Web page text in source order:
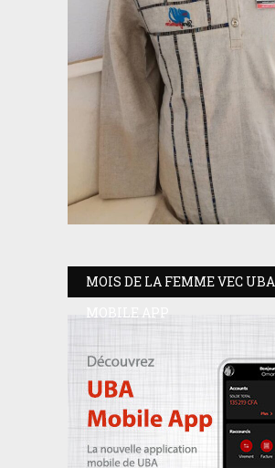
MOIS DE LA FEMME VEC UBA
MOBILE APP